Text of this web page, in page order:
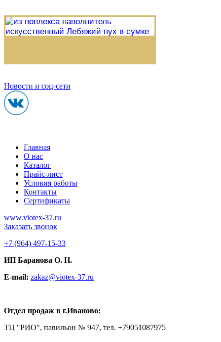
Новости и соц-сети
Главная
О нас
Каталог
Прайс-лист
Условия работы
Контакты
Сертификаты
www.viotex-37.ru
Заказать звонок
+7 (964) 497-15-33
ИП Баранова О. Н.
E-mail: zakaz@viotex-37.ru
Отдел продаж в г.Иваново:
ТЦ "РИО", павильон № 947, тел. +79051087975